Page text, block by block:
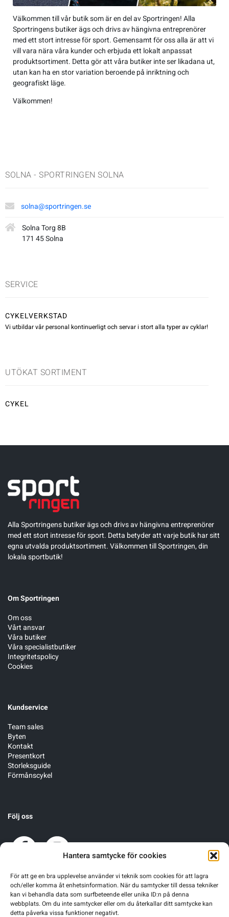
Hantera samtycke för cookies
För att ge en bra upplevelse använder vi teknik som cookies för att lagra
och/eller komma åt enhetsinformation. När du samtycker till dessa tekniker
kan vi behandla data som surfbeteende eller unika ID:n på denna
webbplats. Om du inte samtycker eller om du återkallar ditt samtycke kan
detta påverka vissa funktioner negativt.
Jackor
Overaller
Regnkläder
T-shirts & linnen
Kängor
Sneakers
Övrigt
Lek & spel
Sporttillbehör
Väskor
Accessoarer
Byxor
Jackor
Regnkläder
Sneakers
Träningsskor
Walkingskor
Cykelskor
Friluftstillbehör
Glasögon
Handskar
Hjälmar
Accessoarer
Byxor
Jackor
Regnkläder
Träningsskor
Walkingskor
Cykelskor
Gummistövlar
Friluftstillbehör
Glasögon
Handskar
Hjälmar
Simning
Squash
Alpint
Badminton
Sportswear
Tennis
Träning
Walking
Välkommen till vår butik som är en del av Sportringen! Alla
Sportringens butiker ägs och drivs av hängivna entreprenörer
med ett stort intresse för sport. Gemensamt för oss alla är att vi
vill vara nära våra kunder och erbjuda ett lokalt anpassat
produktsortiment. Detta gör att våra butiker inte ser likadana ut,
utan kan ha en stor variation beroende på inriktning och
geografiskt läge.
Välkommen!
SOLNA - SPORTRINGEN SOLNA
solna@sportringen.se
Solna Torg 8B
171 45 Solna
SERVICE
CYKELVERKSTAD
Vi utbildar vår personal kontinuerligt och servar i stort alla typer av cyklar!
UTÖKAT SORTIMENT
CYKEL
Alla Sportringens butiker ägs och drivs av hängivna entreprenörer
med ett stort intresse för sport. Detta betyder att varje butik har sitt
egna utvalda produktsortiment. Välkommen till Sportringen, din
lokala sportbutik!
Om Sportringen
Om oss
Vårt ansvar
Våra butiker
Våra specialistbutiker
Integritetspolicy
Cookies
Kundservice
Team sales
Byten
Kontakt
Presentkort
Storleksguide
Förmånscykel
Följ oss